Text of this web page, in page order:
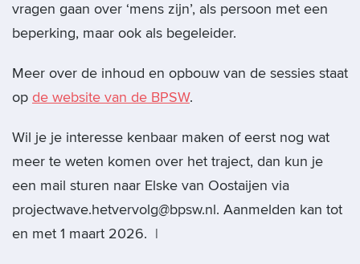
vragen gaan over ‘mens zijn’, als persoon met een
beperking, maar ook als begeleider.
Meer over de inhoud en opbouw van de sessies staat
op de website van de BPSW.
Wil je je interesse kenbaar maken of eerst nog wat
meer te weten komen over het traject, dan kun je
een mail sturen naar Elske van Oostaijen via
projectwave.hetvervolg@bpsw.nl. Aanmelden kan tot
en met 1 maart 2026. |